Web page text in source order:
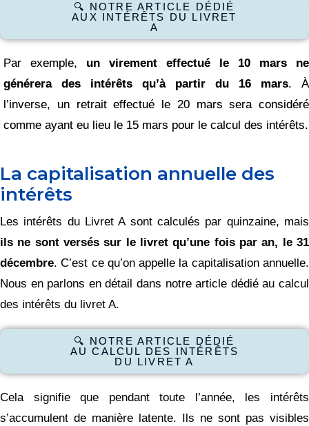
🔍 NOTRE ARTICLE DÉDIÉ
AUX INTÉRÊTS DU LIVRET
A
Par exemple, un virement effectué le 10 mars ne
générera des intérêts qu’à partir du 16 mars. À
l’inverse, un retrait effectué le 20 mars sera considéré
comme ayant eu lieu le 15 mars pour le calcul des intérêts.
La capitalisation annuelle des
intérêts
Les intérêts du Livret A sont calculés par quinzaine, mais
ils ne sont versés sur le livret qu’une fois par an, le 31
décembre. C’est ce qu’on appelle la capitalisation annuelle.
Nous en parlons en détail dans notre article dédié au calcul
des intérêts du livret A.
🔍 NOTRE ARTICLE DÉDIÉ
AU CALCUL DES INTÉRÊTS
DU LIVRET A
Cela signifie que pendant toute l’année, les intérêts
s’accumulent de manière latente. Ils ne sont pas visibles